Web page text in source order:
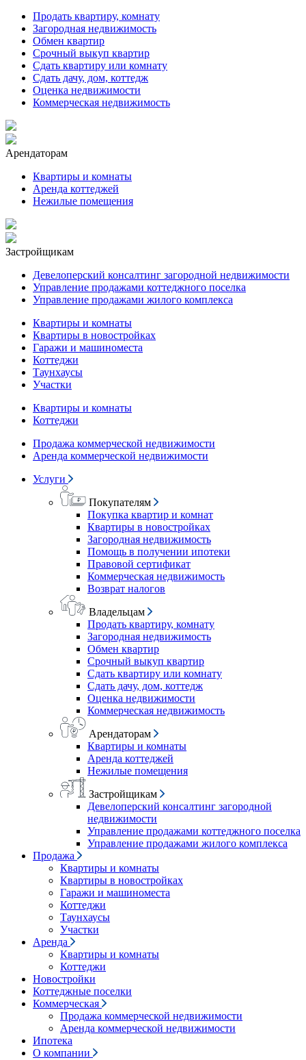
Продать квартиру, комнату
Загородная недвижимость
Обмен квартир
Срочный выкуп квартир
Сдать квартиру или комнату
Сдать дачу, дом, коттедж
Оценка недвижимости
Коммерческая недвижимость
Арендаторам
Квартиры и комнаты
Аренда коттеджей
Нежилые помещения
Застройщикам
Девелоперский консалтинг загородной недвижимости
Управление продажами коттеджного поселка
Управление продажами жилого комплекса
Квартиры и комнаты
Квартиры в новостройках
Гаражи и машиноместа
Коттеджи
Таунхаусы
Участки
Квартиры и комнаты
Коттеджи
Продажа коммерческой недвижимости
Аренда коммерческой недвижимости
Услуги
Покупателям
Покупка квартир и комнат
Квартиры в новостройках
Загородная недвижимость
Помощь в получении ипотеки
Правовой сертификат
Коммерческая недвижимость
Возврат налогов
Владельцам
Продать квартиру, комнату
Загородная недвижимость
Обмен квартир
Срочный выкуп квартир
Сдать квартиру или комнату
Сдать дачу, дом, коттедж
Оценка недвижимости
Коммерческая недвижимость
Арендаторам
Квартиры и комнаты
Аренда коттеджей
Нежилые помещения
Застройщикам
Девелоперский консалтинг загородной
недвижимости
Управление продажами коттеджного поселка
Управление продажами жилого комплекса
Продажа
Квартиры и комнаты
Квартиры в новостройках
Гаражи и машиноместа
Коттеджи
Таунхаусы
Участки
Аренда
Квартиры и комнаты
Коттеджи
Новостройки
Коттеджные поселки
Коммерческая
Продажа коммерческой недвижимости
Аренда коммерческой недвижимости
Ипотека
О компании